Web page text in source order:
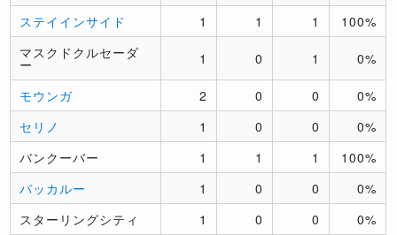
ステイインサイド
1 1 1
100%
マスクドクルセーダ
ー 1 0 1 0%
モウンガ 2 0 0
0%
セリノ
1 0 0
0%
バンクーバー
1 1 1
100%
バッカルー
1 0 0
0%
スターリングシティ
1 0 0
0%